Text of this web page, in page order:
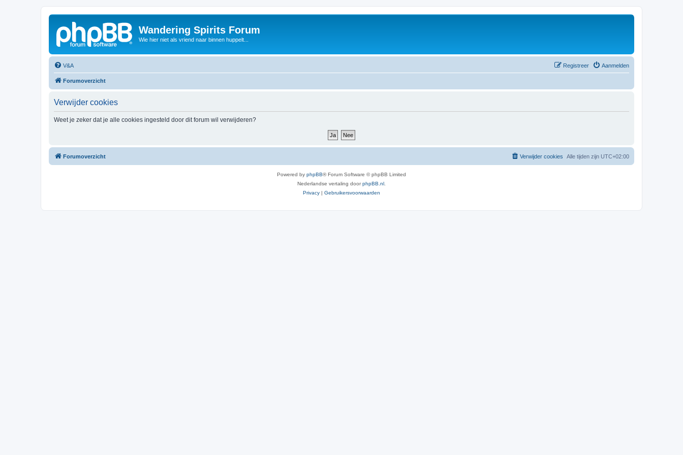
Wandering Spirits Forum
Wie hier niet als vriend naar binnen huppelt...
V&A Aanmelden
Registreer
Forumoverzicht
Verwijder cookies
Weet je zeker dat je alle cookies ingesteld door dit forum wil verwijderen?
Forumoverzicht Alle tijden zijn UTC+02:00
Verwijder cookies
Powered by phpBB® Forum Software © phpBB Limited
Nederlandse vertaling doorphpBB.nl
Privacy | Gebruikersvoorwaarden